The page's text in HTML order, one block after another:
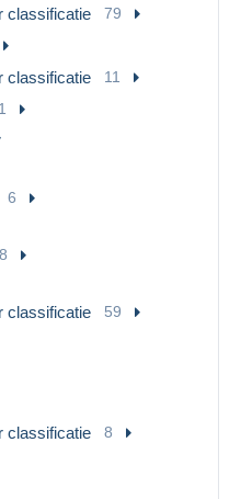
classificatie 79
classificatie 11
6
classificatie 59
classificatie 8